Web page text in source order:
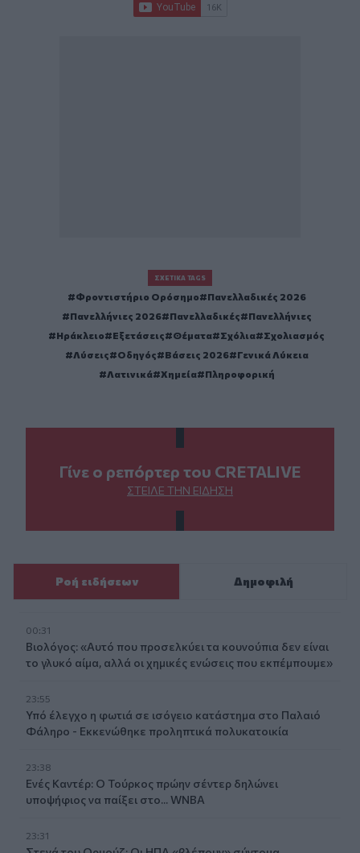
ΣΧΕΤΙΚΆ TAGS
Φροντιστήριο Ορόσημο
Πανελλαδικές 2026
Πανελλήνιες 2026
Πανελλαδικές
Πανελλήνιες
Ηράκλειο
Εξετάσεις Θέματα Σχόλια
Σχολιασμός
Λύσεις
Οδηγός Βάσεις 2026
Γενικά Λύκεια
Λατινικά
Χημεία Πληροφορική
Γίνε ο ρεπόρτερ του CRETALIVE
ΣΤΕΊΛΕ ΤΗΝ ΕΊΔΗΣΗ
Ροή ειδήσεων Δημοφιλή
00:31
Βιολόγος: «Αυτό που προσελκύει τα κουνούπια δεν είναι
το γλυκό αίμα, αλλά οι χημικές ενώσεις που εκπέμπουμε»
23:55
Υπό έλεγχο η φωτιά σε ισόγειο κατάστημα στο Παλαιό
Φάληρο - Εκκενώθηκε προληπτικά πολυκατοικία
23:38
Ενές Καντέρ: Ο Τούρκος πρώην σέντερ δηλώνει
υποψήφιος να παίξει στο... WNBA
23:31